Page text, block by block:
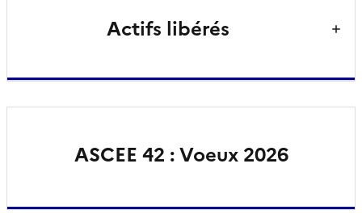
Actifs libérés
ASCEE 42 : Voeux 2026